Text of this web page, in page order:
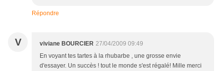
Répondre
V viviane BOURCIER 27/04/2009 09:49
En voyant tes tartes à la rhubarbe , une grosse envie
d'essayer. Un succès ! tout le monde s'est régalé! Mille merci